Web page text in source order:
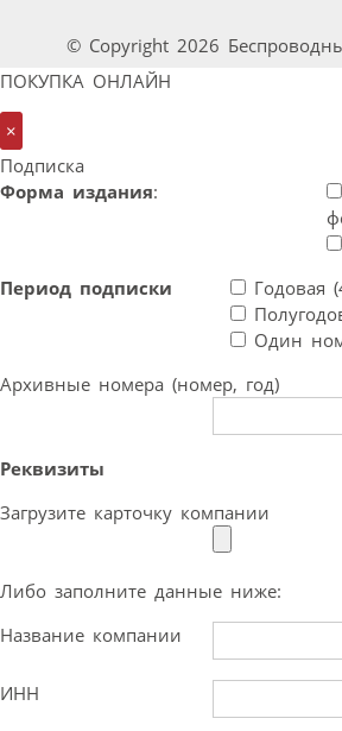
© Copyright 2026
ПОКУПКА ОНЛАЙН
×
Подписка
Форма издания:
Период подписки
Годовая
Один
Архивные номера (номер, год)
Реквизиты
Загрузите карточку компании
Либо заполните данные ниже:
Название компании
ИНН